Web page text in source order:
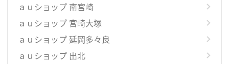
ａｕショップ 南宮崎
ａｕショップ 宮崎大塚
ａｕショップ 延岡多々良
ａｕショップ 出北